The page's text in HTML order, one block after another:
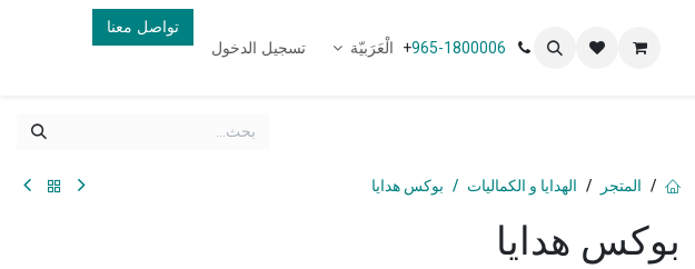
+965-1800006 الْعَرَبيّة تسجيل الدخول
تواصل معنا
بوكس هدايا
المتجر الهدايا و الكماليات بوكس هدايا